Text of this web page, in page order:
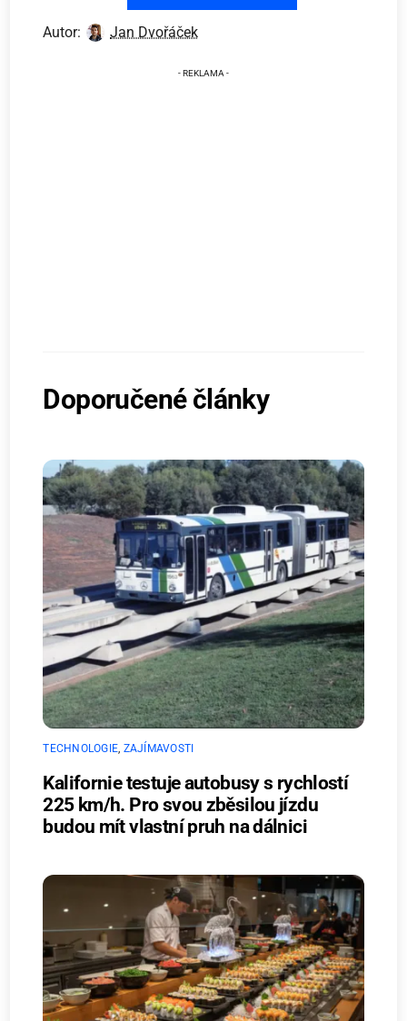
Autor: Jan Dvořáček
Doporučené články
TECHNOLOGIE ZAJÍMAVOSTI
Kalifornie testuje autobusy s rychlostí
225 km/h. Pro svou zběsilou jízdu
budou mít vlastní pruh na dálnici